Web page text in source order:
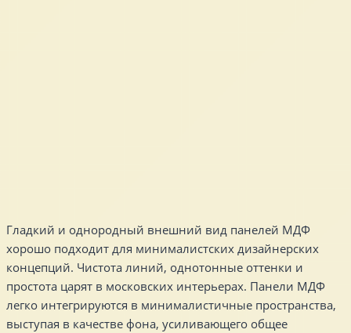
Гладкий и однородный внешний вид панелей МДФ
хорошо подходит для минималистских дизайнерских
концепций. Чистота линий, однотонные оттенки и
простота царят в московских интерьерах. Панели МДФ
легко интегрируются в минималистичные пространства,
выступая в качестве фона, усиливающего общее